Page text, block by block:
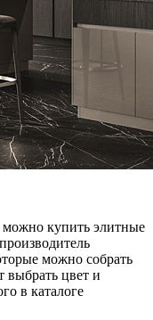
купить элитные
можно собрать
выбрать цвет и
в каталоге